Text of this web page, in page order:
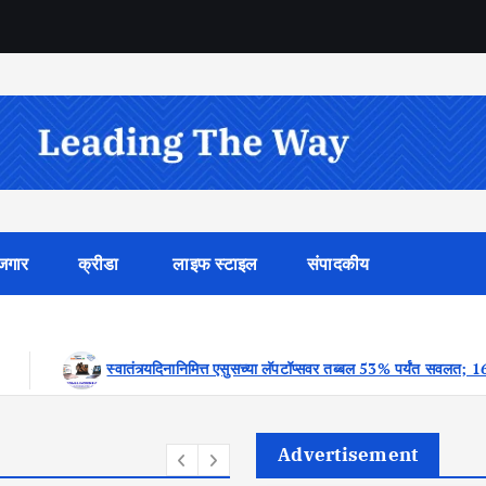
क्रीडा लाइफ स्टाइल संपादकीय
लॅपटॉप्सवर तब्बल 53% पर्यंत सवलत; 16 ऑगस्टपर्यंत विशेष ऑफर्स
Advertisement